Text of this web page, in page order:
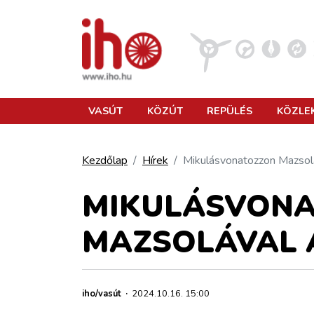
KÖZLEKEDÉSFEJLESZTÉS
ELLÁTÁSI LÁNC
VASÚT KÖZÚT REPÜLÉS
Kezdőlap Hírek Mikulásvonatozzon
MAZSOLÁVAL
iho/vasút · 2024.10.16. 15:00